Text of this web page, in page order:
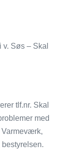
Søs – Skal
tlf.nr. Skal
med
Varmeværk,